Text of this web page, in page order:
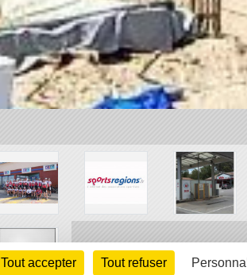
Tout accepter Tout refuser